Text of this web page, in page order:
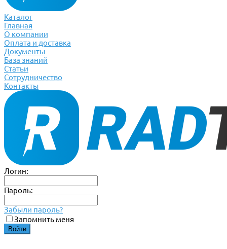
Каталог
Главная
О компании
Оплата и доставка
Документы
База знаний
Статьи
Сотрудничество
Контакты
Логин:
Пароль:
Забыли пароль?
Запомнить меня